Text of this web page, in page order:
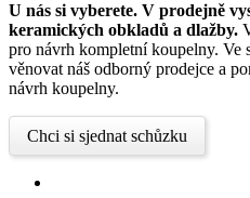
U nás si vyberete. V prodejně
keramických obkladů a dlažby.
pro návrh kompletní koupelny. Ve
věnovat náš odborný prodejce a
návrh koupelny.
Chci si sjednat schůzku